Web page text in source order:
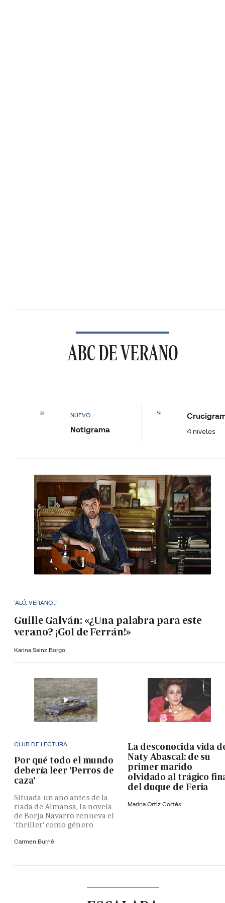
ABC DE VERANO
NUEVO
Notigrama 4 niveles
'ALÓ, VERANO...'
Guille Galván: «¿Una palabra para este
verano? ¡Gol de Ferrán!»
Karina Sainz Borgo
CLUB DE LECTURA
Por qué todo el mundo
debería leer 'Perros de
caza'
Situada un año antes de la
riada de Almansa, la novela
de Borja Navarro renueva el
'thriller' como género
Carmen Burné
La desconocida vida
Naty Abascal: de su
primer marido
olvidado al trágico
del duque de Feria
Marina Ortiz Cortés